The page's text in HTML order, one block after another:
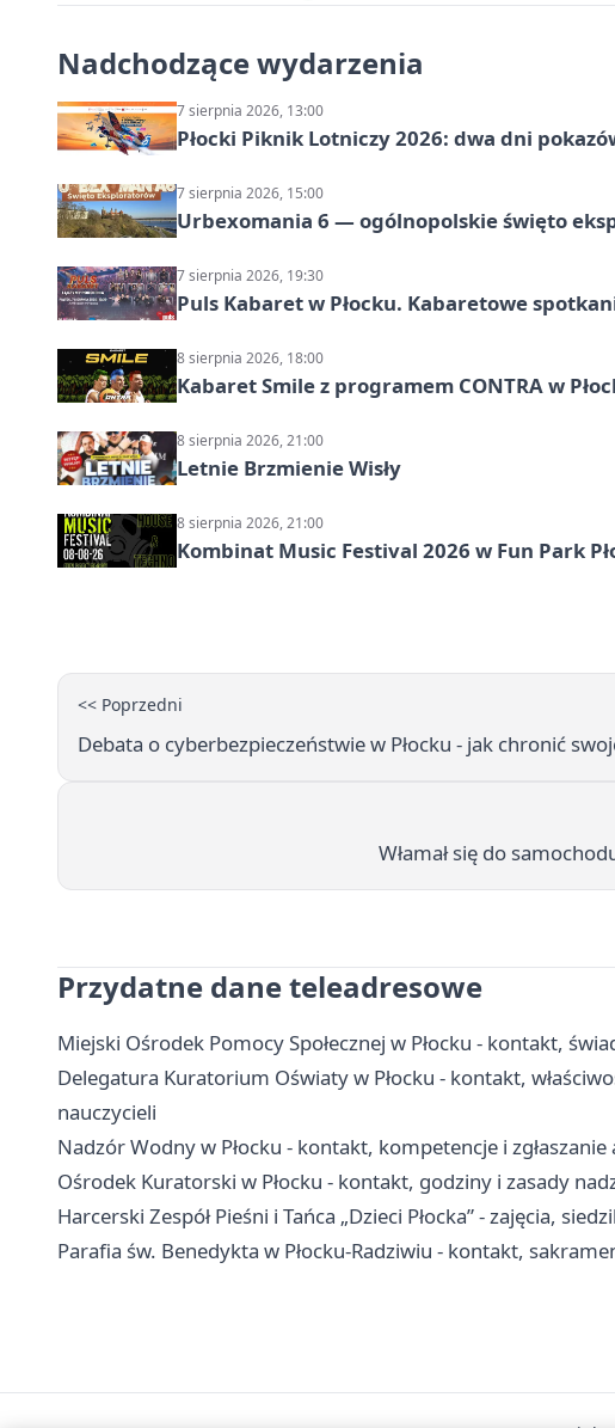
Nadchodzące wydarzenia
7 sierpnia 2026, 13:00
Płocki Piknik Lotniczy 2026: dwa dni
7 sierpnia 2026, 15:00
Urbexomania 6 — ogólnopolskie święto
7 sierpnia 2026, 19:30
Puls Kabaret w Płocku. Kabaretowe
8 sierpnia 2026, 18:00
Kabaret Smile z programem CONTRA w
8 sierpnia 2026, 21:00
Letnie Brzmienie Wisły
8 sierpnia 2026, 21:00
Kombinat Music Festival 2026 w Fun Park
<< Poprzedni
Debata o cyberbezpieczeństwie w Płocku - jak chronić
Włamał się do
Przydatne dane teleadresowe
Miejski Ośrodek Pomocy Społecznej w Płocku - kontakt,
Delegatura Kuratorium Oświaty w Płocku - kontakt,
nauczycieli
Nadzór Wodny w Płocku - kontakt, kompetencje i zgłaszanie
Ośrodek Kuratorski w Płocku - kontakt, godziny i zasady
Harcerski Zespół Pieśni i Tańca „Dzieci Płocka” - zajęcia,
Parafia św. Benedykta w Płocku-Radziwiu - kontakt,